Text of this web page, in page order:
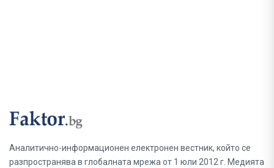
Аналитично-информационен електронен вестник, който се
разпространява в глобалната мрежа от 1 юли 2012 г. Медията